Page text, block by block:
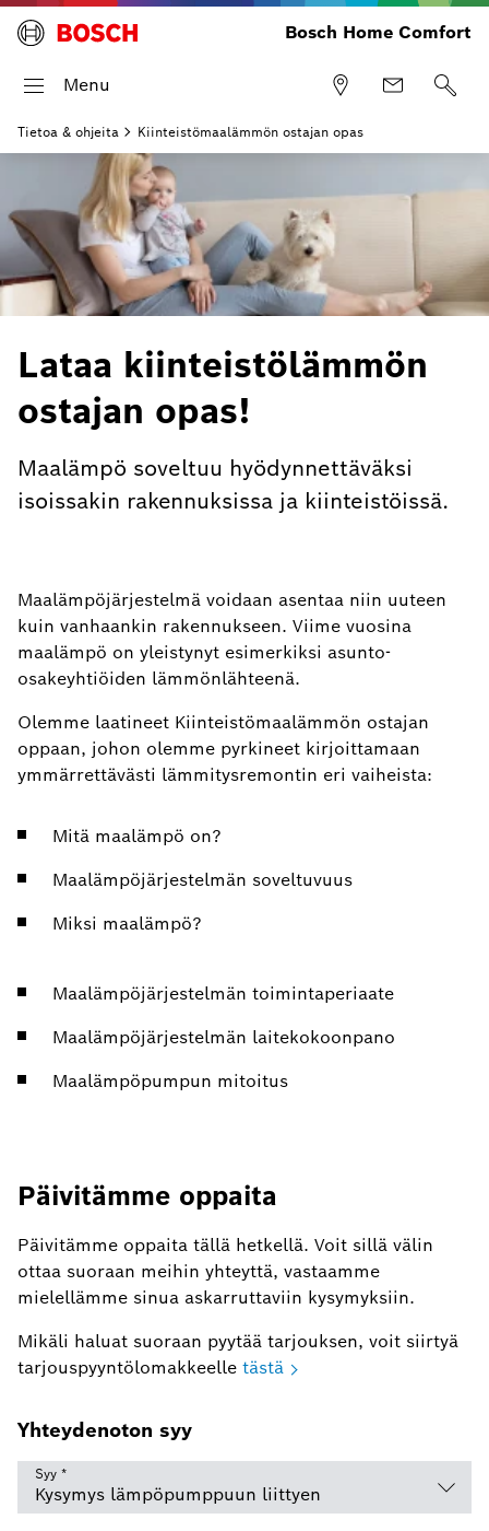
Bosch Home Comfort
Menu
Tietoa & ohjeita Kiinteistömaalämmön ostajan opas
Lataa kiinteistölämmön
ostajan opas!
Maalämpö soveltuu hyödynnettäväksi
isoissakin rakennuksissa ja kiinteistöissä.
Maalämpöjärjestelmä voidaan asentaa niin uuteen
kuin vanhaankin rakennukseen. Viime vuosina
maalämpö on yleistynyt esimerkiksi asunto-
osakeyhtiöiden lämmönlähteenä.
Olemme laatineet Kiinteistömaalämmön ostajan
oppaan, johon olemme pyrkineet kirjoittamaan
ymmärrettävästi lämmitysremontin eri vaiheista:
Mitä maalämpö on?
Maalämpöjärjestelmän soveltuvuus
Miksi maalämpö?
Maalämpöjärjestelmän toimintaperiaate
Maalämpöjärjestelmän laitekokoonpano
Maalämpöpumpun mitoitus
Päivitämme oppaita
Päivitämme oppaita tällä hetkellä. Voit sillä välin
ottaa suoraan meihin yhteyttä, vastaamme
mielellämme sinua askarruttaviin kysymyksiin.
Mikäli haluat suoraan pyytää tarjouksen, voit siirtyä
tarjouspyyntölomakkeelle tästä
Yhteydenoton syy
Syy *